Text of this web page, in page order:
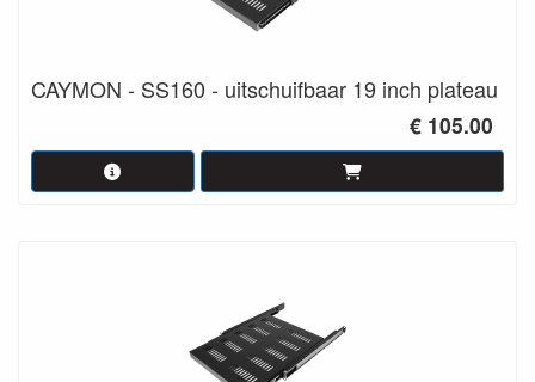
CAYMON - SS160 - uitschuifbaar 19 inch plateau
€ 105.00